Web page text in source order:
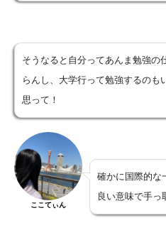
そうなると自分ってあんま勉強の
らんし、大学行って勉強するのも
思って！
ここてぃん
確かに国際的な
良い意味で手っ